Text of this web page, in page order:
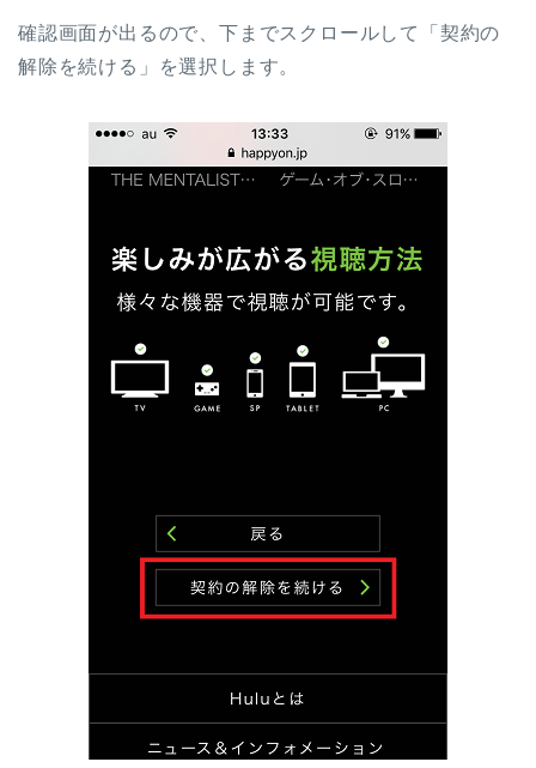
確認画面が出るので、下までスクロールして「契約の
解除を続ける」を選択します。